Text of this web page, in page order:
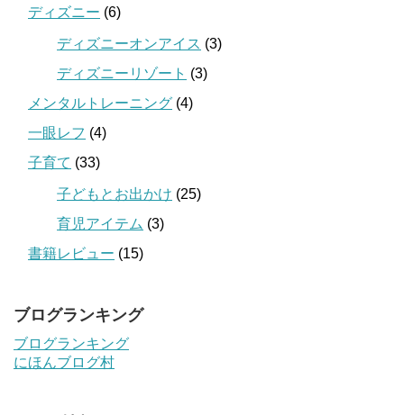
ディズニー (6)
ディズニーオンアイス (3)
ディズニーリゾート (3)
メンタルトレーニング (4)
一眼レフ (4)
子育て (33)
子どもとお出かけ (25)
育児アイテム (3)
書籍レビュー (15)
ブログランキング
ブログランキング
にほんブログ村